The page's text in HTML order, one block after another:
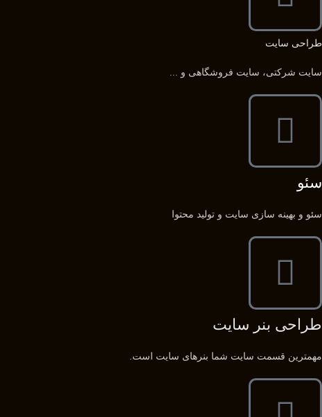
طراحی سایت
سایت شرکتی، سایت فروشگاهی و ...
سئو
سئو و بهینه سازی سایت و تولید محتوا
طراحی بنر سایت
مهمترین قسمت سایت شما بنرهای سایت است.